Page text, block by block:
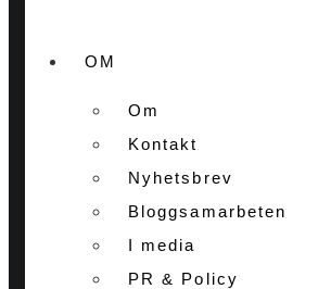
OM
Om
Kontakt
Nyhetsbrev
Bloggsamarbeten
I media
PR & Policy